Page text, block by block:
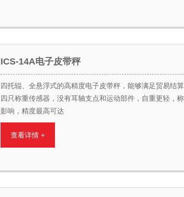
ICS-14A电子皮带秤
四托辊、全悬浮式的高精度电子皮带秤，能够满足贸易结
四只称重传感器，没有耳轴支点和运动部件，自重更轻，
影响，精度最高可达
查看详情 +